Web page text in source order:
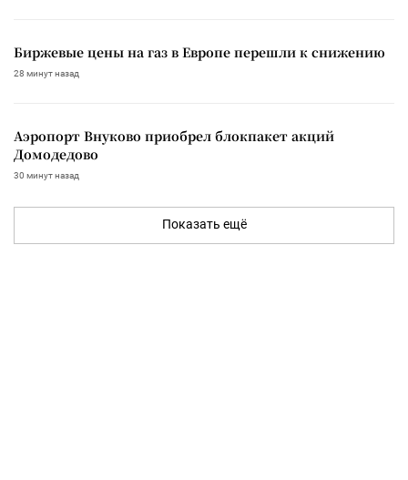
Биржевые цены на газ в Европе перешли к снижению
28 минут назад
Аэропорт Внуково приобрел блокпакет акций
Домодедово
30 минут назад
Показать ещё